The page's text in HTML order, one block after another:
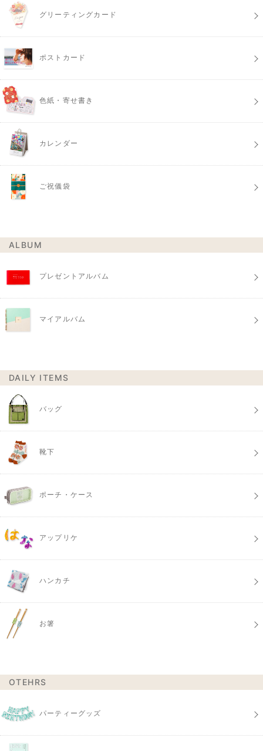
グリーティングカード
ポストカード
色紙・寄せ書き
カレンダー
ご祝儀袋
ALBUM
プレゼントアルバム
マイアルバム
DAILY ITEMS
バッグ
靴下
ポーチ・ケース
アップリケ
ハンカチ
お箸
OTEHRS
パーティーグッズ